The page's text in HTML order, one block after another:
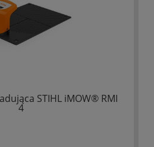
STIHL iMOW® RMI
4